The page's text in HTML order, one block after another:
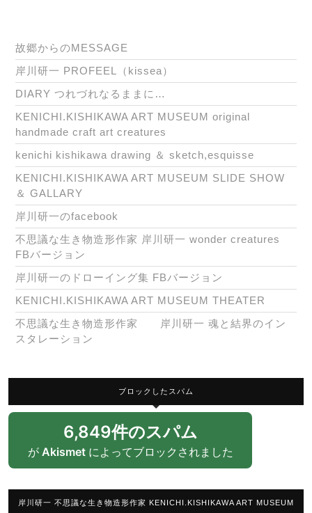
故郷からのMESSAGE
岸川研一 PROFEEL（kissea）
DIARY つれづれなるままに…
KENICHI.KISHIKAWA ART MUSEUM original
handmade craft art creatures
kenichi kishikawa drawing ＆ sketch,esquisse
KENICHI.KISHIKAWA ART MUSEUM SLIDE SHOW
＆ GALLARY
岸川研一のfacebook
不思議な生き物造形作家 岸川研一 wonder creatures
FBバージョン
岸川研一のドローイング集 FBバージョン
KENICHI.KISHIKAWA ART MUSEUM THEATER
不思議な生き物造形作家 岸川研一 魂と結界のイン
スタレーション
ブロックしたスパム
6,849件のスパム
が Akismetによってブロックされました
岸川研一 不思議な生き物造形作家 KENICHI.KISHIKAWA ART MUSEUM